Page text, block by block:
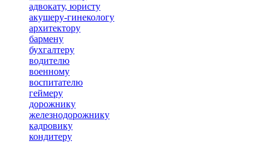
адвокату, юристу
акушеру-гинекологу
архитектору
бармену
бухгалтеру
водителю
военному
воспитателю
геймеру
дорожнику
железнодорожнику
кадровику
кондитеру